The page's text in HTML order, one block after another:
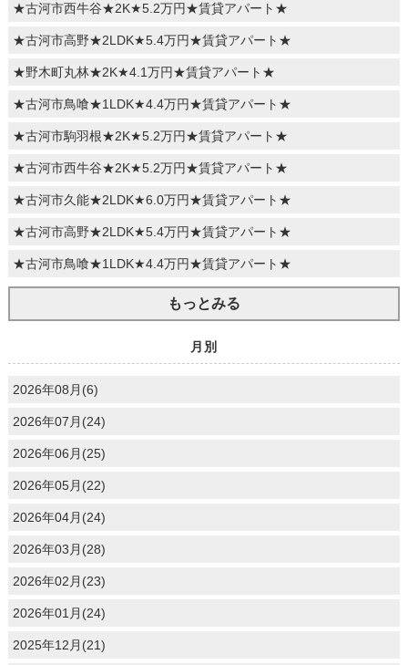
★古河市西牛谷★2K★5.2万円★賃貸アパート★
★古河市高野★2LDK★5.4万円★賃貸アパート★
★野木町丸林★2K★4.1万円★賃貸アパート★
★古河市鳥喰★1LDK★4.4万円★賃貸アパート★
★古河市駒羽根★2K★5.2万円★賃貸アパート★
★古河市西牛谷★2K★5.2万円★賃貸アパート★
★古河市久能★2LDK★6.0万円★賃貸アパート★
★古河市高野★2LDK★5.4万円★賃貸アパート★
★古河市鳥喰★1LDK★4.4万円★賃貸アパート★
もっとみる
月別
2026年08月(6)
2026年07月(24)
2026年06月(25)
2026年05月(22)
2026年04月(24)
2026年03月(28)
2026年02月(23)
2026年01月(24)
2025年12月(21)